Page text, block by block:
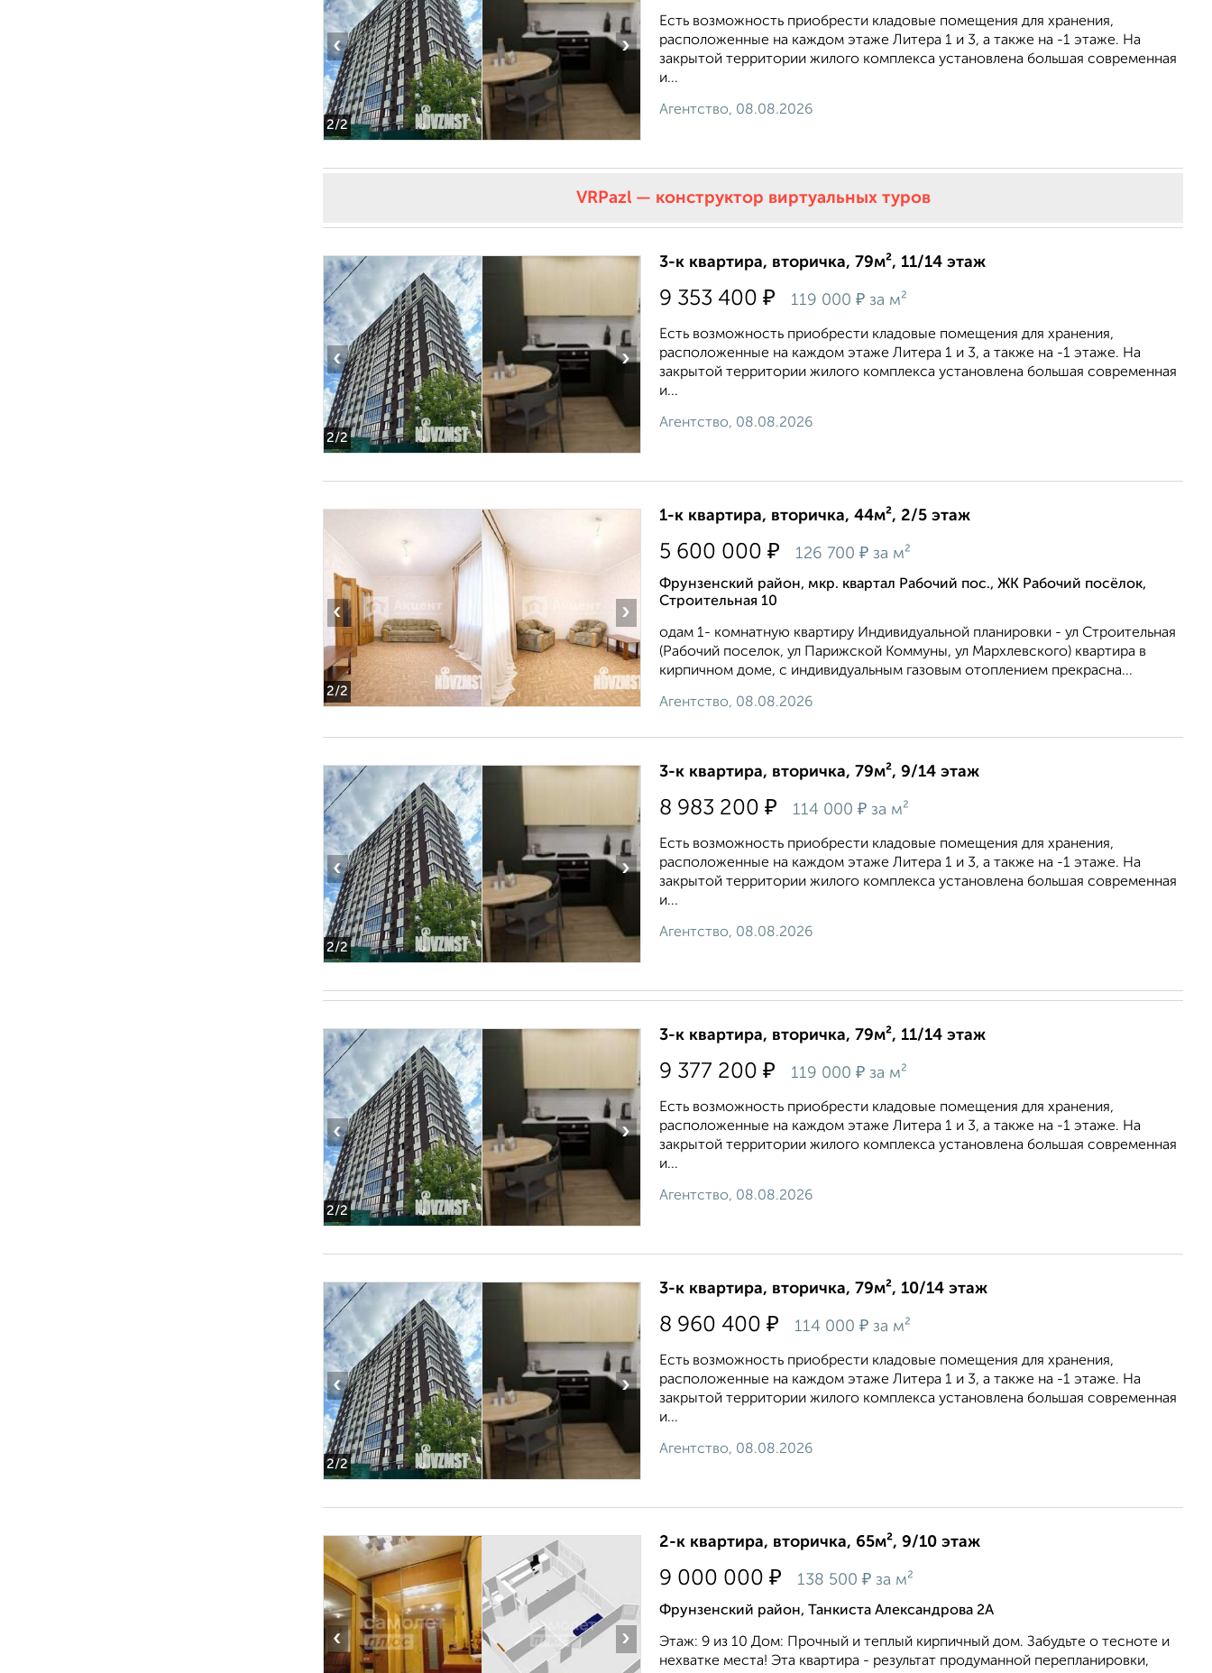
2/2
‹ ›
Есть возможность приобрести кладовые помещения для хранения,
расположенные на каждом этаже Литера 1 и 3, а также на -1 этаже. На
закрытой территории жилого комплекса установлена большая современная
и...
Агентство, 08.08.2026
VRPazl — конструктор виртуальных туров
2/2
‹ ›
3-к квартира, вторичка, 79м², 11/14 этаж
9 353 400 ₽ 119 000 ₽ за м²
Есть возможность приобрести кладовые помещения для хранения,
расположенные на каждом этаже Литера 1 и 3, а также на -1 этаже. На
закрытой территории жилого комплекса установлена большая современная
и...
Агентство, 08.08.2026
2/2
‹ ›
1-к квартира, вторичка, 44м², 2/5 этаж
5 600 000 ₽ 126 700 ₽ за м²
Фрунзенский район, мкр. квартал Рабочий пос., ЖК Рабочий посёлок,
Строительная 10
одам 1- комнатную квартиру Индивидуальной планировки - ул Строительная
(Рабочий поселок, ул Парижской Коммуны, ул Мархлевского) квартира в
кирпичном доме, с индивидуальным газовым отоплением прекрасна...
Агентство, 08.08.2026
2/2
‹ ›
3-к квартира, вторичка, 79м², 9/14 этаж
8 983 200 ₽ 114 000 ₽ за м²
Есть возможность приобрести кладовые помещения для хранения,
расположенные на каждом этаже Литера 1 и 3, а также на -1 этаже. На
закрытой территории жилого комплекса установлена большая современная
и...
Агентство, 08.08.2026
2/2
‹ ›
3-к квартира, вторичка, 79м², 11/14 этаж
9 377 200 ₽ 119 000 ₽ за м²
Есть возможность приобрести кладовые помещения для хранения,
расположенные на каждом этаже Литера 1 и 3, а также на -1 этаже. На
закрытой территории жилого комплекса установлена большая современная
и...
Агентство, 08.08.2026
2/2
‹ ›
3-к квартира, вторичка, 79м², 10/14 этаж
8 960 400 ₽ 114 000 ₽ за м²
Есть возможность приобрести кладовые помещения для хранения,
расположенные на каждом этаже Литера 1 и 3, а также на -1 этаже. На
закрытой территории жилого комплекса установлена большая современная
и...
Агентство, 08.08.2026
‹ ›
2-к квартира, вторичка, 65м², 9/10 этаж
9 000 000 ₽ 138 500 ₽ за м²
Фрунзенский район, Танкиста Александрова 2А
Этаж: 9 из 10 Дом: Прочный и теплый кирпичный дом. Забудьте о тесноте и
нехватке места! Эта квартира - результат продуманной перепланировки,